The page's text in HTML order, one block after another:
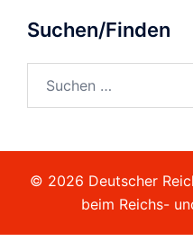
Suchen/Finden
nach:
© 2026 Deutscher
beim Reichs-